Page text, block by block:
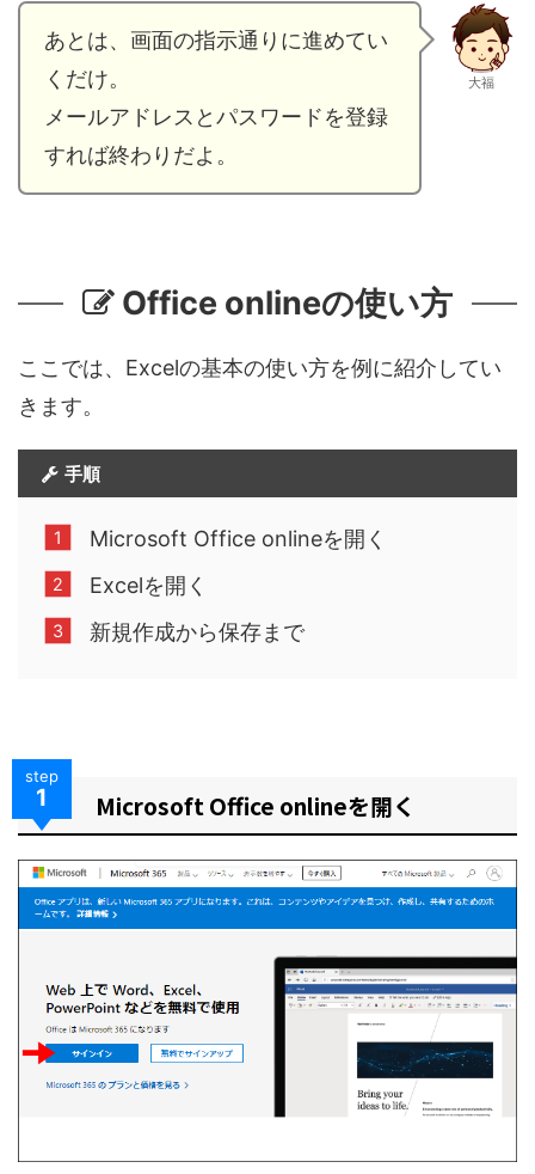
あとは、画面の指示通りに進めてい
くだけ。
メールアドレスとパスワードを登録
すれば終わりだよ。
大福
Office onlineの使い方
ここでは、Excelの基本の使い方を例に紹介してい
きます。
手順
Microsoft Office onlineを開く
Excelを開く
新規作成から保存まで
step
1 Microsoft Office onlineを開く